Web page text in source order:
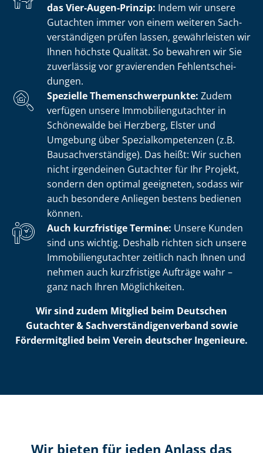
das Vier-Augen-Prinzip: Indem wir unsere
Gutachten immer von einem weiteren Sach­
ver­stän­di­gen prüfen lassen, gewährleisten wir
Ihnen höchste Qualität. So bewahren wir Sie
zuverlässig vor gravierenden Fehl­ent­schei­
dun­gen.
Spezielle The­men­schwer­punk­te: Zudem
verfügen unsere Im­mo­bi­li­en­gut­ach­ter in
Schönewalde bei Herzberg, Elster und
Umgebung über Spe­zi­al­kom­pe­ten­zen (z.B.
Bau­sach­ver­stän­di­ge). Das heißt: Wir suchen
nicht irgendeinen Gutachter für Ihr Projekt,
sondern den optimal geeigneten, sodass wir
auch besondere Anliegen bestens bedienen
können.
Auch kurzfristige Termine: Unsere Kunden
sind uns wichtig. Deshalb richten sich unsere
Im­mo­bi­li­en­gut­ach­ter zeitlich nach Ihnen und
nehmen auch kurzfristige Aufträge wahr –
ganz nach Ihren Möglichkeiten.
Wir sind zudem Mitglied beim Deutschen
Gutachter & Sach­ver­stän­di­gen­ver­band sowie
Fördermitglied beim Verein deutscher Ingenieure.
Wir bieten für jeden Anlass das